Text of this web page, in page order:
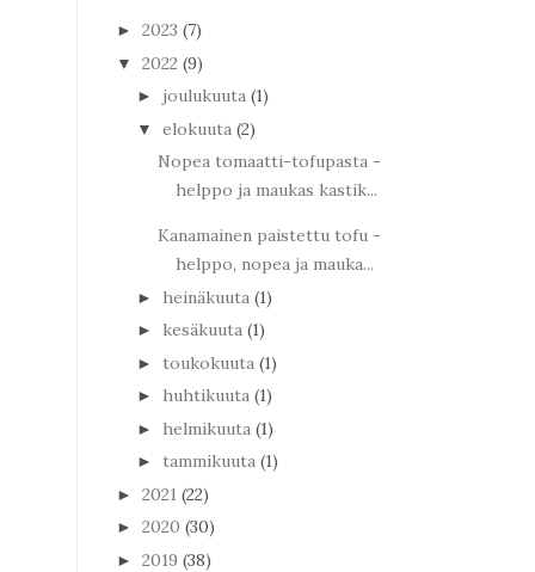
► 2023 (7)
▼ 2022 (9)
► joulukuuta (1)
▼ elokuuta (2)
Nopea tomaatti-tofupasta -
helppo ja maukas kastik...
Kanamainen paistettu tofu -
helppo, nopea ja mauka...
► heinäkuuta (1)
► kesäkuuta (1)
► toukokuuta (1)
► huhtikuuta (1)
► helmikuuta (1)
► tammikuuta (1)
► 2021 (22)
► 2020 (30)
► 2019 (38)